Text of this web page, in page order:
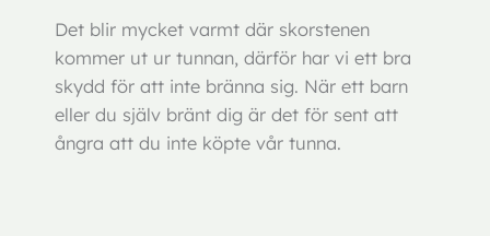
Det blir mycket varmt där skorstenen
kommer ut ur tunnan, därför har vi ett bra
skydd för att inte bränna sig. När ett barn
eller du själv bränt dig är det för sent att
ångra att du inte köpte vår tunna.